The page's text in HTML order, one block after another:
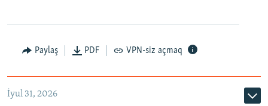
Paylaş PDF VPN-siz açmaq
İyul 31, 2026